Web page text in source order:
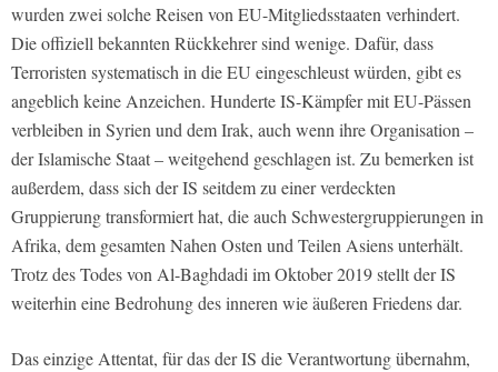
wurden zwei solche Reisen von EU-Mitgliedsstaaten verhindert.
Die offiziell bekannten Rückkehrer sind wenige. Dafür, dass
Terroristen systematisch in die EU eingeschleust würden, gibt es
angeblich keine Anzeichen. Hunderte IS-Kämpfer mit EU-Pässen
verbleiben in Syrien und dem Irak, auch wenn ihre Organisation –
der Islamische Staat – weitgehend geschlagen ist. Zu bemerken ist
außerdem, dass sich der IS seitdem zu einer verdeckten
Gruppierung transformiert hat, die auch Schwestergruppierungen in
Afrika, dem gesamten Nahen Osten und Teilen Asiens unterhält.
Trotz des Todes von Al-Baghdadi im Oktober 2019 stellt der IS
weiterhin eine Bedrohung des inneren wie äußeren Friedens dar.
Das einzige Attentat, für das der IS die Verantwortung übernahm,